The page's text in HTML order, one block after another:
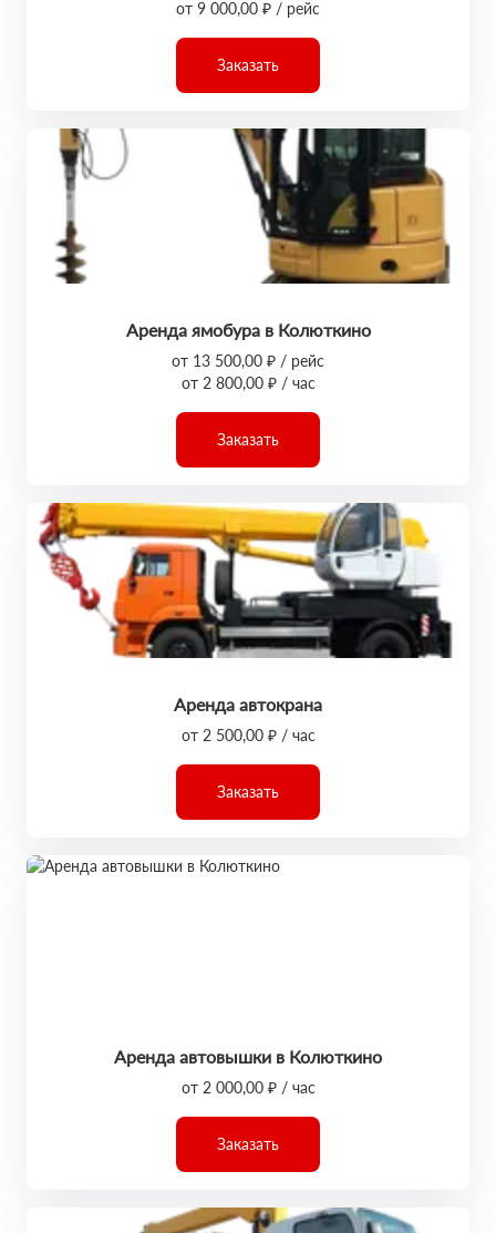
от 9 000,00 ₽ / рейс
Заказать
Аренда ямобура в Колюткино
от 13 500,00 ₽ / рейс
от 2 800,00 ₽ / час
Заказать
Аренда автокрана
от 2 500,00 ₽ / час
Заказать
Аренда автовышки в Колюткино
от 2 000,00 ₽ / час
Заказать